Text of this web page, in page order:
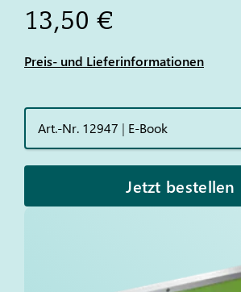
13,50 €
Preis- und Lieferinformationen
Art.-Nr. 12947 | E-Book
Jetzt bestellen